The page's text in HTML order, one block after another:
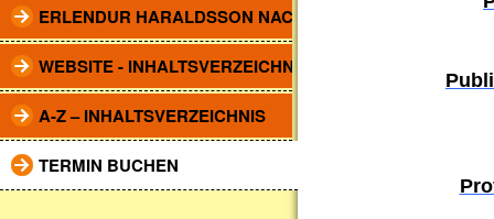
ERLENDUR HARALDSSON NACHRUF
WEBSITE - INHALTSVERZEICHNIS
A-Z – INHALTSVERZEICHNIS
TERMIN BUCHEN